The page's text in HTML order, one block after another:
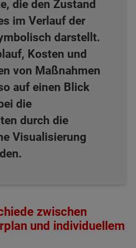
die den Zustand
im Verlauf der
darstellt.
Kosten und
von Maßnahmen
auf einen Blick
die
durch die
Visualisierung
zwischen
und individuellem